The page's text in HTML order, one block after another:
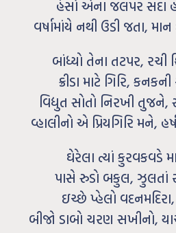
હંસો એના જલપર સદા
વર્ષામાંયે નથી ઉડી જતા,
બાંધ્યો તેના તટપર, રચી
ક્રીડા માટે ગિરિ,
વિદ્યુત સોતો નિરખી
વ્હાલીનો એ પ્રિયગિરિ મને,
ઘેરેલા ત્યાં કુરવકવડે
પાસે રુડો બકુલ, ઝુલતાં
ઇચ્છે પ્‍હેલો
બીજો ડાબો ચરણ સખીનો,